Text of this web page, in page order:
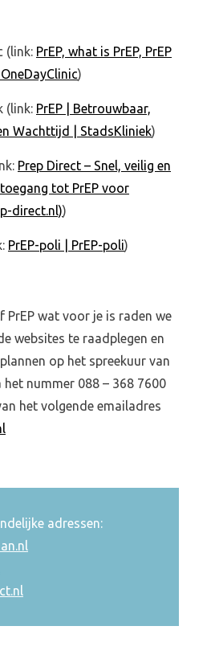
(link: PrEP, what is PrEP, PrEP
)
(link: PrEP | Betrouwbaar,
Wachttijd | StadsKliniek)
Prep Direct – Snel, veilig en
tot PrEP voor
direct.nl))
PrEP-poli | PrEP-poli)
PrEP wat voor je is raden we
websites te raadplegen en
op het spreekuur van
het nummer 088 – 368 7600
het volgende emailadres
adressen: